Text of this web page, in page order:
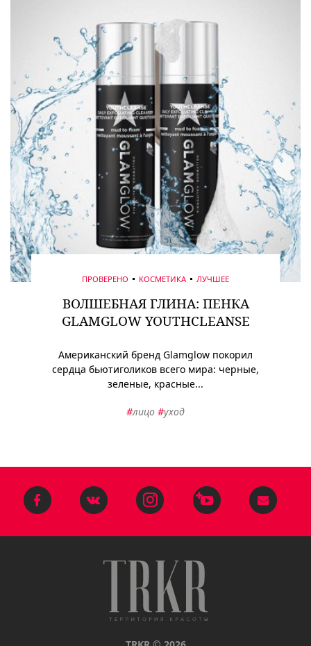
ПРОВЕРЕНО КОСМЕТИКА ЛУЧШЕЕ
ВОЛШЕБНАЯ ГЛИНА: ПЕНКА
GLAMGLOW YOUTHCLEANSE
Американский бренд Glamglow покорил
сердца бьютиголиков всего мира: черные,
зеленые, красные...
#лицо #уход